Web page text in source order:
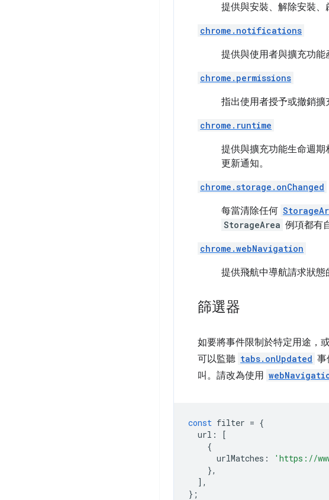
提供與安裝、解除安裝、
chrome.notifications
提供與使用者與擴充功能
chrome.permissions
指出使用者授予或撤銷擴
chrome.runtime
提供與擴充功能生命週
更新通知。
chrome.storage.onChanged
每當清除任何
StorageArea 例項都有
chrome.webNavigation
提供飛航中導航請求狀態
篩選器
如要將事件限制於特定用途，
可以監聽 tabs.onUpdated 事
叫。請改為使用
const filter = {
url :
[
{
urlMatches : 'https://
},
],
};